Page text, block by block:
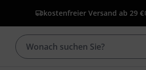
kostenfreier Versand ab 29 €